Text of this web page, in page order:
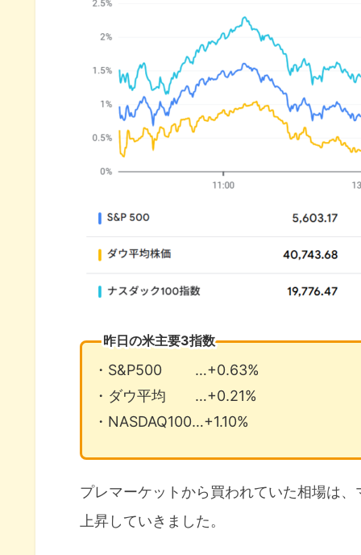
エヌビディアの輸出規制緩和を
アップル決算は中国売上げ予想
5月の注目イベントについて
まとめ
昨日の米主要3指数
・S&P500 …+0.63%
・ダウ平均 …+0.21%
・NASDAQ100…+1.10%
プレマーケットから買われていた相場は
上昇していきました。